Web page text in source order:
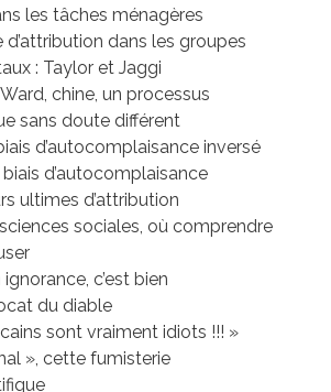
les tâches ménagères
d’attribution dans les groupes
: Taylor et Jaggi
chine, un processus
sans doute différent
d’autocomplaisance inversé
d’autocomplaisance
ultimes d’attribution
sociales, où comprendre
c’est bien
du diable
sont vraiment idiots !!! »
», cette fumisterie